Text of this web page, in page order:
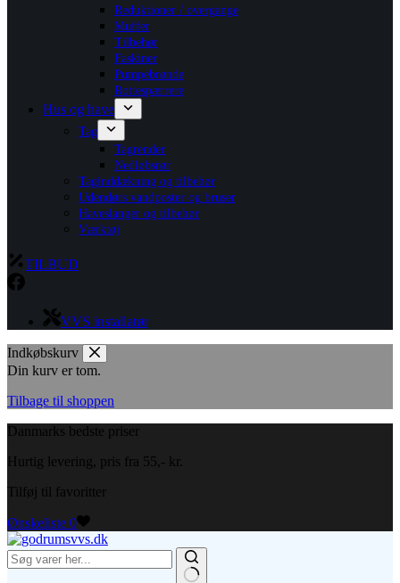
Reduktioner / overgange
Muffer
Tilbehør
Faskiner
Pumpebrønde
Rottespærrere
Hus og have
Tag
Tagrender
Nedløbsrør
Taginddækning og tilbehør
Udendørs vandposter og bruser
Haveslanger og tilbehør
Værktøj
TILBUD
VVS installatør
Indkøbskurv
Din kurv er tom.
Tilbage til shoppen
Danmarks bedste priser
Hurtig levering, pris fra 55,- kr.
Tilføj til favoritter
Ønskeliste 0